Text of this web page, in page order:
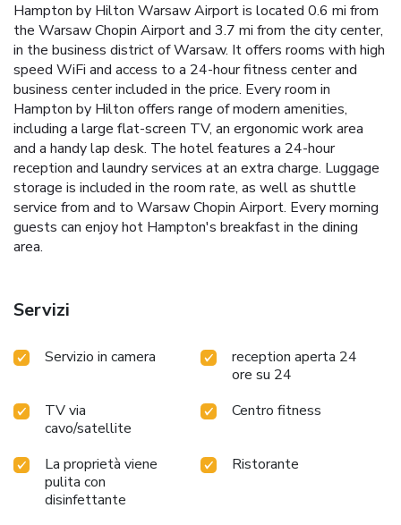
Hampton by Hilton Warsaw Airport is located 0.6 mi from
the Warsaw Chopin Airport and 3.7 mi from the city center,
in the business district of Warsaw. It offers rooms with high
speed WiFi and access to a 24-hour fitness center and
business center included in the price. Every room in
Hampton by Hilton offers range of modern amenities,
including a large flat-screen TV, an ergonomic work area
and a handy lap desk. The hotel features a 24-hour
reception and laundry services at an extra charge. Luggage
storage is included in the room rate, as well as shuttle
service from and to Warsaw Chopin Airport. Every morning
guests can enjoy hot Hampton's breakfast in the dining
area.
Servizi
Servizio in camera
reception aperta 24
ore su 24
TV via
cavo/satellite
Centro fitness
La proprietà viene
pulita con
disinfettante
Ristorante